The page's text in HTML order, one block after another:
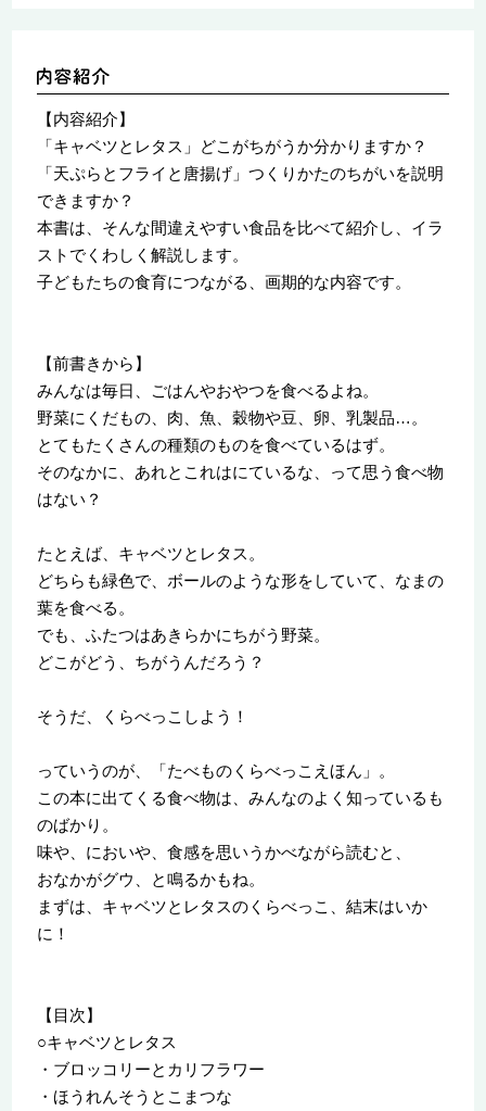
【内容紹介】
「キャベツとレタス」どこがちがうか分かりますか？
「天ぷらとフライと唐揚げ」つくりかたのちがいを説明
できますか？
本書は、そんな間違えやすい食品を比べて紹介し、イラ
ストでくわしく解説します。
子どもたちの食育につながる、画期的な内容です。
【前書きから】
みんなは毎日、ごはんやおやつを食べるよね。
野菜にくだもの、肉、魚、穀物や豆、卵、乳製品…。
とてもたくさんの種類のものを食べているはず。
そのなかに、あれとこれはにているな、って思う食べ物
はない？
たとえば、キャベツとレタス。
どちらも緑色で、ボールのような形をしていて、なまの
葉を食べる。
でも、ふたつはあきらかにちがう野菜。
どこがどう、ちがうんだろう？
そうだ、くらべっこしよう！
っていうのが、「たべものくらべっこえほん」。
この本に出てくる食べ物は、みんなのよく知っているも
のばかり。
味や、においや、食感を思いうかべながら読むと、
おなかがグウ、と鳴るかもね。
まずは、キャベツとレタスのくらべっこ、結末はいか
に！
【目次】
○キャベツとレタス
・ブロッコリーとカリフラワー
・ほうれんそうとこまつな